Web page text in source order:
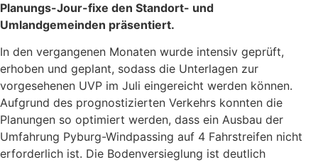
Planungs-Jour-fixe den Standort- und
Umlandgemeinden präsentiert.
In den vergangenen Monaten wurde intensiv geprüft,
erhoben und geplant, sodass die Unterlagen zur
vorgesehenen UVP im Juli eingereicht werden können.
Aufgrund des prognostizierten Verkehrs konnten die
Planungen so optimiert werden, dass ein Ausbau der
Umfahrung Pyburg-Windpassing auf 4 Fahrstreifen nicht
erforderlich ist. Die Bodenversieglung ist deutlich